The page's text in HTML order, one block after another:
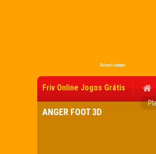
Advertisement
Friv Online Jogos Grátis
ANGER FOOT 3D